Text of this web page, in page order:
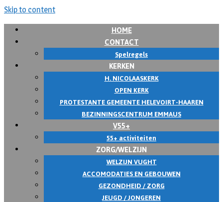
Skip to content
HOME
CONTACT
Spelregels
KERKEN
H. NICOLAASKERK
OPEN KERK
PROTESTANTE GEMEENTE HELEVOIRT-HAAREN
BEZINNINGSCENTRUM EMMAUS
V55+
55+ activiteiten
ZORG/WELZIJN
WELZIJN VUGHT
ACCOMODATIES EN GEBOUWEN
GEZONDHEID / ZORG
JEUGD / JONGEREN